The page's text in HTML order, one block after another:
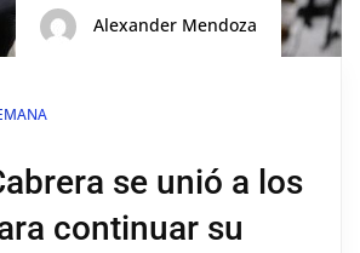
Alexander Mendoza
se unió a los
continuar su